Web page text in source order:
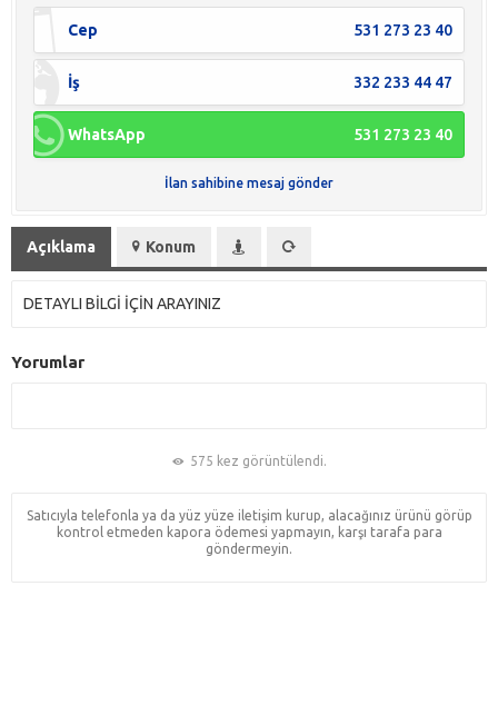
Cep 531 273 23 40
İş 332 233 44 47
WhatsApp 531 273 23 40
İlan sahibine mesaj gönder
Açıklama Konum
DETAYLI BİLGİ İÇİN ARAYINIZ
Yorumlar
575 kez görüntülendi.
Satıcıyla telefonla ya da yüz yüze iletişim kurup, alacağınız ürünü görüp
kontrol etmeden kapora ödemesi yapmayın, karşı tarafa para
göndermeyin.